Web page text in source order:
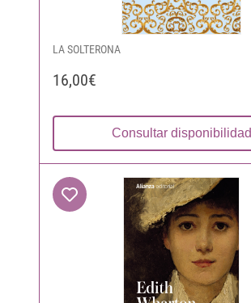
LA SOLTERONA
16,00€
Consultar disponibilidad